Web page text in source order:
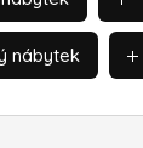
nábytek